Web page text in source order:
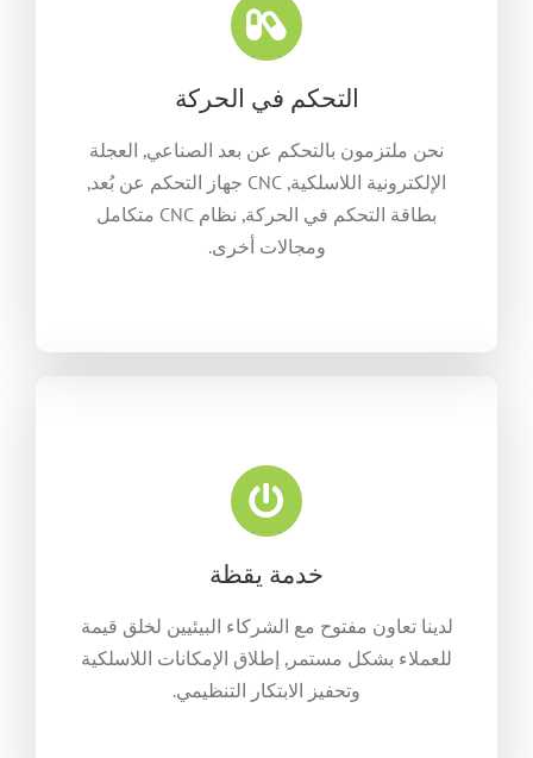
التحكم في الحركة
نحن ملتزمون بالتحكم عن بعد الصناعي, العجلة
الإلكترونية اللاسلكية, CNC جهاز التحكم عن بُعد,
بطاقة التحكم في الحركة, نظام CNC متكامل
ومجالات أخرى.
خدمة يقظة
لدينا تعاون مفتوح مع الشركاء البيئيين لخلق قيمة
للعملاء بشكل مستمر, إطلاق الإمكانات اللاسلكية
وتحفيز الابتكار التنظيمي.